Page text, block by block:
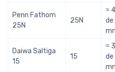
Penn Fathom
25N
25N
≈
de
Daiwa Saltiga
15
15
≈
de